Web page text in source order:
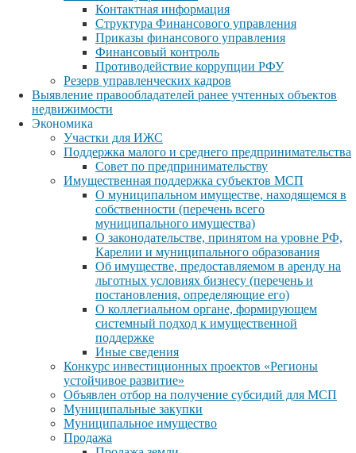
Контактная информация
Структура Финансового управления
Приказы финансового управления
Финансовый контроль
Противодействие коррупции РФУ
Резерв управленческих кадров
Выявление правообладателей ранее учтенных объектов
недвижимости
Экономика
Участки для ИЖС
Поддержка малого и среднего предпринимательства
Совет по предпринимательству
Имущественная поддержка субъектов МСП
О муниципальном имуществе, находящемся в
собственности (перечень всего
муниципального имущества)
О законодательстве, принятом на уровне РФ,
Карелии и муниципального образования
Об имуществе, предоставляемом в аренду на
льготных условиях бизнесу (перечень и
постановления, определяющие его)
О коллегиальном органе, формирующем
системный подход к имущественной
поддержке
Иные сведения
Конкурс инвестиционных проектов «Регионы
устойчивое развитие»
Объявлен отбор на получение субсидий для МСП
Муниципальные закупки
Муниципальное имущество
Продажа